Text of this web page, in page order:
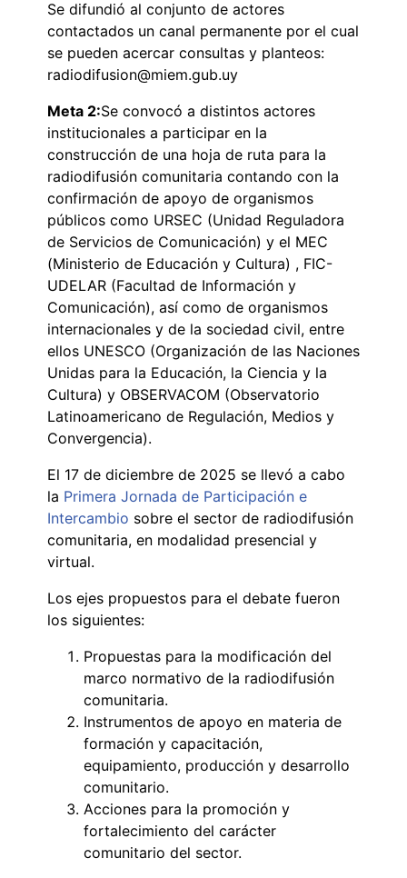
Se difundió al conjunto de actores
contactados un canal permanente por el cual
se pueden acercar consultas y planteos:
radiodifusion@miem.gub.uy
Meta 2:Se convocó a distintos actores
institucionales a participar en la
construcción de una hoja de ruta para la
radiodifusión comunitaria contando con la
confirmación de apoyo de organismos
públicos como URSEC (Unidad Reguladora
de Servicios de Comunicación) y el MEC
(Ministerio de Educación y Cultura) , FIC-
UDELAR (Facultad de Información y
Comunicación), así como de organismos
internacionales y de la sociedad civil, entre
ellos UNESCO (Organización de las Naciones
Unidas para la Educación, la Ciencia y la
Cultura) y OBSERVACOM (Observatorio
Latinoamericano de Regulación, Medios y
Convergencia).
El 17 de diciembre de 2025 se llevó a cabo
la Primera Jornada de Participación e
Intercambio sobre el sector de radiodifusión
comunitaria, en modalidad presencial y
virtual.
Los ejes propuestos para el debate fueron
los siguientes:
Propuestas para la modificación del
marco normativo de la radiodifusión
comunitaria.
Instrumentos de apoyo en materia de
formación y capacitación,
equipamiento, producción y desarrollo
comunitario.
Acciones para la promoción y
fortalecimiento del carácter
comunitario del sector.